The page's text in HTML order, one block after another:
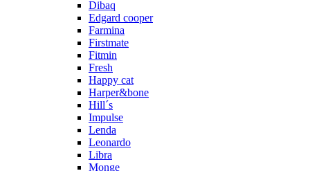
Dibaq
Edgard cooper
Farmina
Firstmate
Fitmin
Fresh
Happy cat
Harper&bone
Hill´s
Impulse
Lenda
Leonardo
Libra
Monge